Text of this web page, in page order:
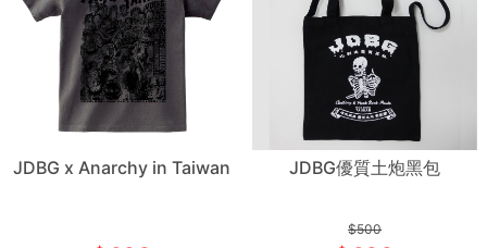
JDBG x Anarchy in Taiwan
JDBG優質土炮黑包
500